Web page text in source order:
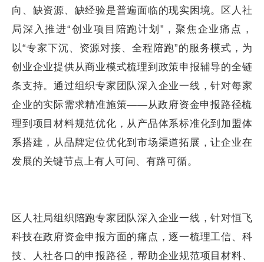
向、缺资源、缺经验是普遍面临的现实困境。区人社
局深入推进“创业项目陪跑计划”，聚焦企业痛点，
以“专家下沉、资源对接、全程陪跑”的服务模式，为
创业企业提供从商业模式梳理到政策申报辅导的全链
条支持。通过组织专家团队深入企业一线，针对每家
企业的实际需求精准施策——从政府资金申报路径梳
理到项目材料规范优化，从产品体系标准化到加盟体
系搭建，从品牌定位优化到市场渠道拓展，让企业在
发展的关键节点上有人可问、有路可循。
区人社局组织陪跑专家团队深入企业一线，针对恒飞
科技在政府资金申报方面的痛点，逐一梳理工信、科
技、人社各口的申报路径，帮助企业规范项目材料、